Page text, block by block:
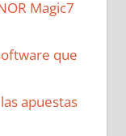
Magic7
que
apuestas